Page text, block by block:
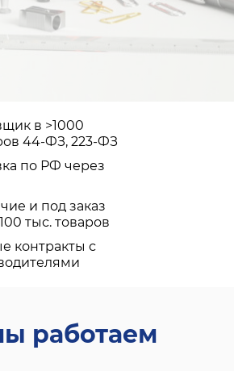
в >1000
44-ФЗ, 223-ФЗ
контракты с
по РФ через
и под заказ
тыс. товаров
работаем